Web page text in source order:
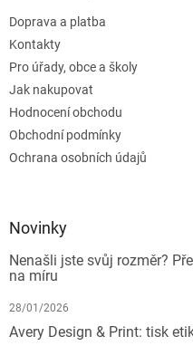
Doprava a platba
Kontakty
Pro úřady, obce a školy
Jak nakupovat
Hodnocení obchodu
Obchodní podmínky
Ochrana osobních údajů
Novinky
Nenašli jste svůj rozměr?
na míru
28/01/2026
Avery Design & Print: tisk